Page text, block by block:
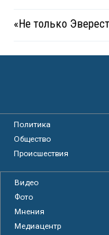
«Не только
Политика
Общество
Происшествия
Видео
Фото
Мнения
Медиацентр